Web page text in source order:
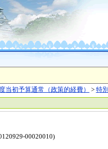
当初予算通常（政策的経費） > 特
00020010)